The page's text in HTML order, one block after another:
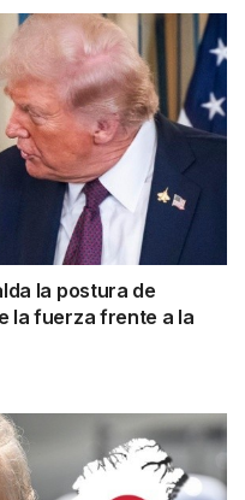
la postura de
la fuerza frente a la